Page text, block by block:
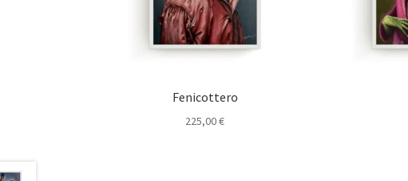
Fenicottero
225,00€